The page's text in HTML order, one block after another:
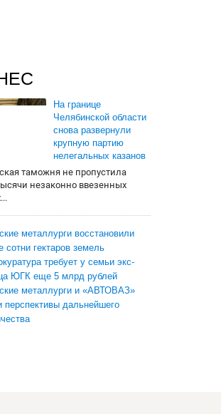
На границе
Челябинской области
снова развернули
крупную партию
нелегальных казанов
таможня не пропустила
незаконно ввезенных
металлурги восстановили
сотни гектаров земель
требует у семьи экс-
ЮГК еще 5 млрд рублей
металлурги и «АВТОВАЗ»
перспективы дальнейшего